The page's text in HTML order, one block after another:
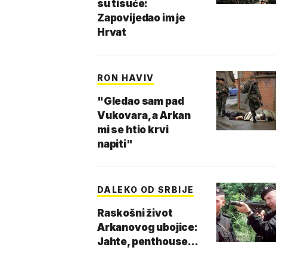
su tisuće:
Zapovijedao im je
Hrvat
RON HAVIV
"Gledao sam pad
Vukovara, a Arkan
mi se htio krvi
napiti"
DALEKO OD SRBIJE
Raskošni život
Arkanovog ubojice:
Jahte, penthouse...